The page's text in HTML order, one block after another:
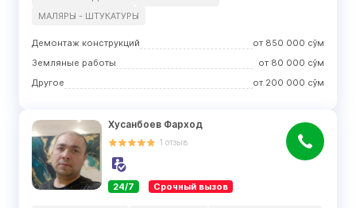
МАЛЯРЫ - ШТУКАТУРЫ
Демонтаж конструкций от 850 000 сўм
Земляные работы
от 80 000 сўм
Другое
от 200 000 сўм
Хусанбоев Фарход
1 отзыв
24/7 Срочный вызов